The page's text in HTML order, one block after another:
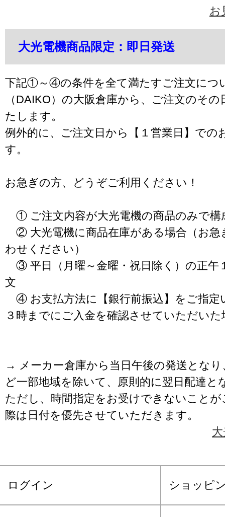
お
大光電機商品限定：即日発送
下記①～④の条件を全て満たすご注文につ
（DAIKO）の大阪倉庫から、ご注文のそ
たします。
例外的に、ご注文日から【１営業日】での
す。
お急ぎの方、どうぞご利用ください！
① ご注文内容が大光電機の商品のみで構
② 大光電機に商品在庫がある場合（お急
わせください）
③ 平日（月曜～金曜・祝日除く）の正午
文
④ お支払方法に【銀行前振込】をご指定
３時までにご入金を確認させていただいた
→ メーカー倉庫から当日午後の発送となり
ど一部地域を除いて、原則的に翌日配達と
ただし、時間指定をお受けできないこと
際は日付を優先させていただきます。
ログイン ショッピ